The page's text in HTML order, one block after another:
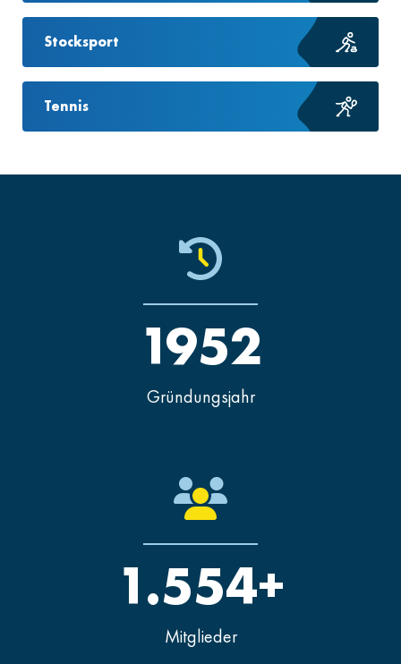
Stocksport
Tennis
Gründungsjahr
1952
Mitglieder
1.554+